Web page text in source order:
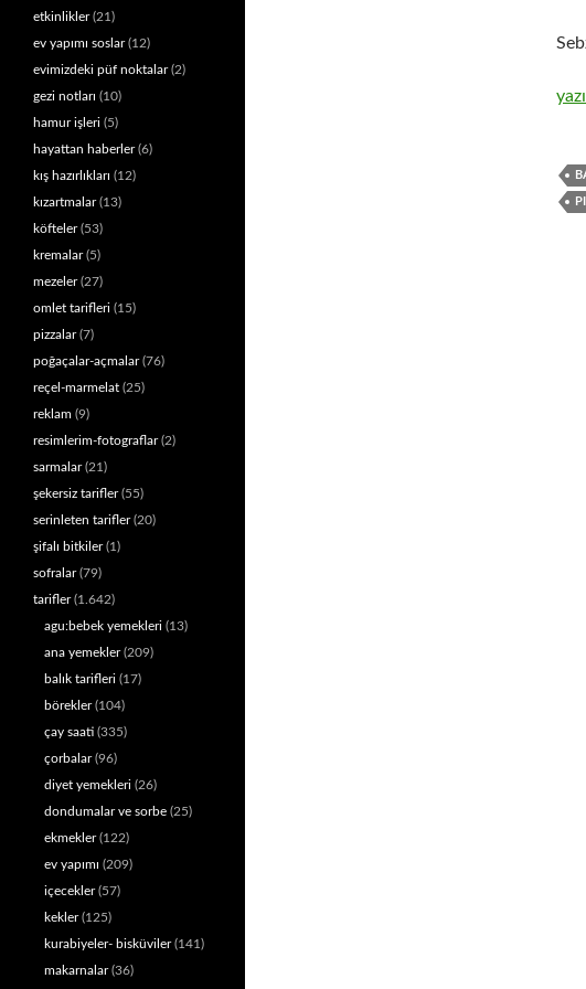
etkinlikler(21)
ev yapımı soslar(12)
evimizdeki püf noktalar(2)
gezi notları (10)
hamur işleri (5)
hayattan haberler(6)
kış hazırlıkları (12)
kızartmalar(13)
köfteler(53)
kremalar(5)
mezeler(27)
omlet tarifleri (15)
pizzalar(7)
poğaçalar-açmalar(76)
reçel-marmelat (25)
reklam (9)
resimlerim-fotograflar(2)
sarmalar(21)
şekersiz tarifler(55)
serinleten tarifler(20)
şifalı bitkiler(1)
sofralar(79)
tarifler(1.642)
agu:bebek yemekleri (13)
ana yemekler(209)
balık tarifleri (17)
börekler(104)
çay saati (335)
çorbalar(96)
diyet yemekleri (26)
dondumalar ve sorbe (25)
ekmekler(122)
ev yapımı (209)
içecekler(57)
kekler(125)
kurabiyeler- bisküviler(141)
makarnalar(36)